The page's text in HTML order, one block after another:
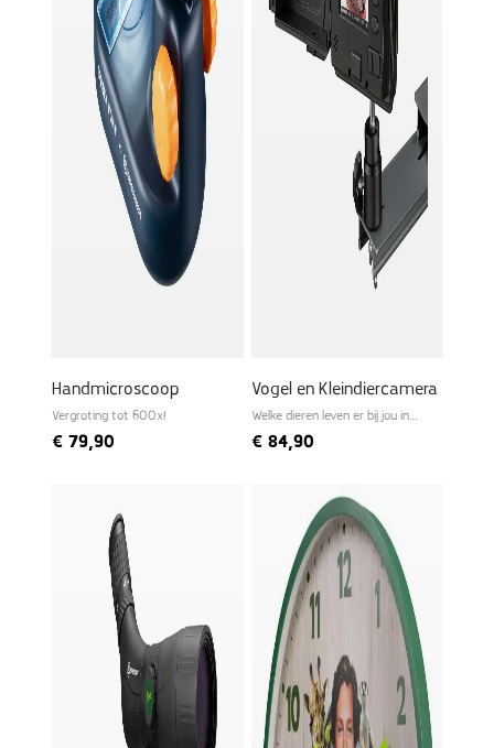
Handmicroscoop
Vergroting tot 600x!
€ 79,90
Vogel en Kleindiercamera
Welke dieren leven er bij jou in
€84,90